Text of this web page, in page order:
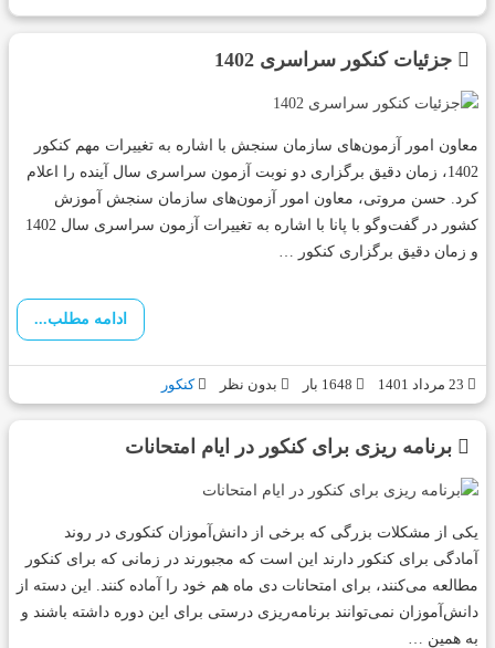
جزئیات کنکور سراسری 1402
معاون امور آزمون‌های سازمان سنجش با اشاره به تغییرات مهم کنکور
1402، زمان دقیق برگزاری دو نوبت آزمون سراسری سال آینده را اعلام
کرد. حسن مروتی، معاون امور آزمون‌های سازمان سنجش آموزش
کشور در گفت‌وگو با پانا با اشاره به تغییرات آزمون سراسری سال 1402
و زمان دقیق برگزاری کنکور …
ادامه مطلب...
بدون نظر کنکور
برنامه‌ ریزی برای کنکور در ایام امتحانات
یکی از مشکلات بزرگی که برخی از دانش‌آموزان کنکوری در روند
آمادگی برای کنکور دارند این است که مجبورند در زمانی که برای کنکور
مطالعه می‌کنند، برای امتحانات دی ماه هم خود را آماده کنند. این دسته از
دانش‌آموزان نمی‌توانند برنامه‌ریزی درستی برای این دوره داشته باشند و
به همین …